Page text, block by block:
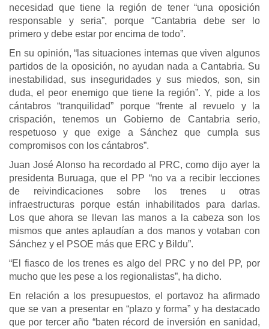
necesidad que tiene la región de tener “una oposición
responsable y seria”, porque “Cantabria debe ser lo
primero y debe estar por encima de todo”.
En su opinión, “las situaciones internas que viven algunos
partidos de la oposición, no ayudan nada a Cantabria. Su
inestabilidad, sus inseguridades y sus miedos, son, sin
duda, el peor enemigo que tiene la región”. Y, pide a los
cántabros “tranquilidad” porque “frente al revuelo y la
crispación, tenemos un Gobierno de Cantabria serio,
respetuoso y que exige a Sánchez que cumpla sus
compromisos con los cántabros”.
Juan José Alonso ha recordado al PRC, como dijo ayer la
presidenta Buruaga, que el PP “no va a recibir lecciones
de reivindicaciones sobre los trenes u otras
infraestructuras porque están inhabilitados para darlas.
Los que ahora se llevan las manos a la cabeza son los
mismos que antes aplaudían a dos manos y votaban con
Sánchez y el PSOE más que ERC y Bildu”.
“El fiasco de los trenes es algo del PRC y no del PP, por
mucho que les pese a los regionalistas”, ha dicho.
En relación a los presupuestos, el portavoz ha afirmado
que se van a presentar en “plazo y forma” y ha destacado
que por tercer año “baten récord de inversión en sanidad,